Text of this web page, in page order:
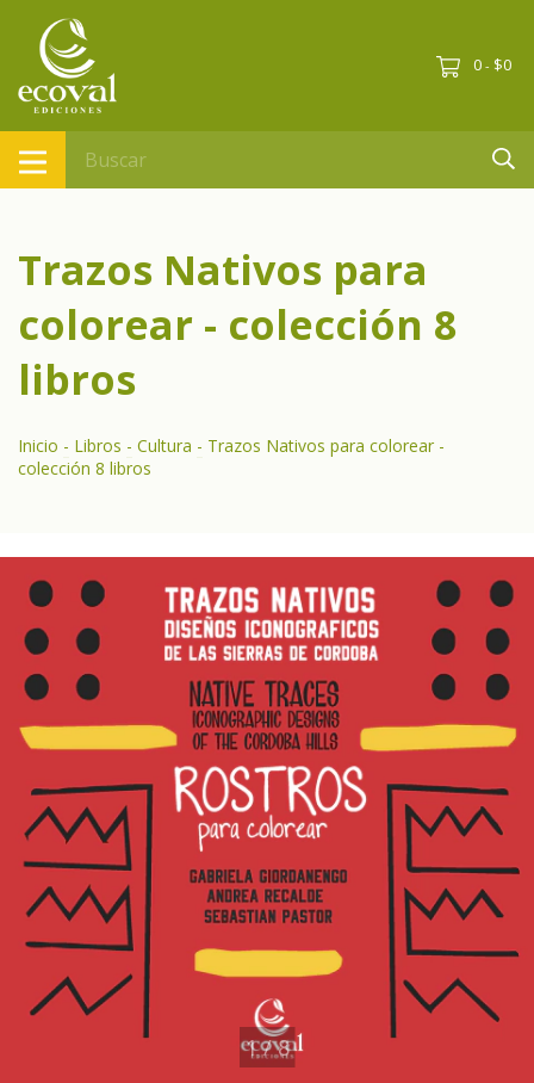
0 - $0
Trazos Nativos para
colorear - colección 8
libros
Inicio - Libros - Cultura - Trazos Nativos para colorear -
colección 8 libros
1/8